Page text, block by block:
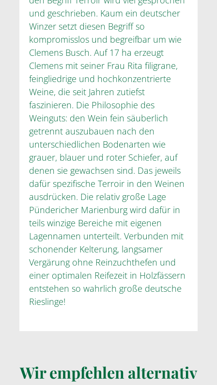
und geschrieben. Kaum ein deutscher
Winzer setzt diesen Begriff so
kompromisslos und begreifbar um wie
Clemens Busch. Auf 17 ha erzeugt
Clemens mit seiner Frau Rita filigrane,
feingliedrige und hochkonzentrierte
Weine, die seit Jahren zutiefst
faszinieren. Die Philosophie des
Weinguts: den Wein fein säuberlich
getrennt auszubauen nach den
unterschiedlichen Bodenarten wie
grauer, blauer und roter Schiefer, auf
denen sie gewachsen sind. Das jeweils
dafür spezifische Terroir in den Weinen
ausdrücken. Die relativ große Lage
Pündericher Marienburg wird dafür in
teils winzige Bereiche mit eigenen
Lagennamen unterteilt. Verbunden mit
schonender Kelterung, langsamer
Vergärung ohne Reinzuchthefen und
einer optimalen Reifezeit in Holzfässern
entstehen so wahrlich große deutsche
Rieslinge!
Wir empfehlen alternativ